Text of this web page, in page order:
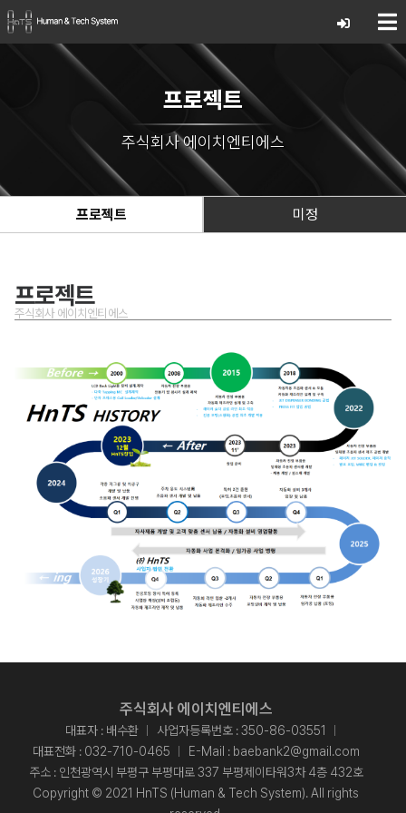
프로젝트
주식회사 에이치엔티에스
프로젝트 미정
프로젝트
주식회사 에이치엔티에스
주식회사 에이치엔티에스
대표자 : 배수환
사업자등록번호 : 350-86-03551
대표전화 : 032-710-0465 E-Mail : baebank2@gmail.com
주소 : 인천광역시 부평구 부평대로 337 부평제이타워3차 4층 432호
Copyright © 2021 HnTS (Human & Tech System). All rights